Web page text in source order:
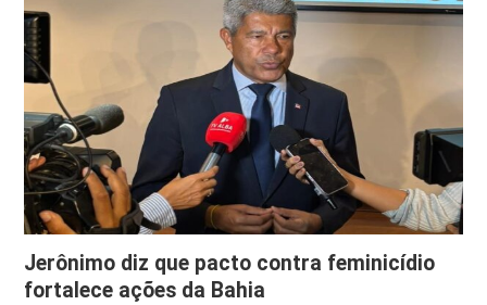
Jerônimo diz que pacto contra feminicídio
fortalece ações da Bahia